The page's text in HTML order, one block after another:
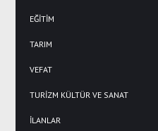
EĞİTİM
TARIM
VEFAT
TURİZM KÜLTÜR VE SANAT
İLANLAR